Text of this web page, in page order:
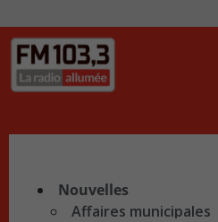
Nouvelles
Affaires municipales